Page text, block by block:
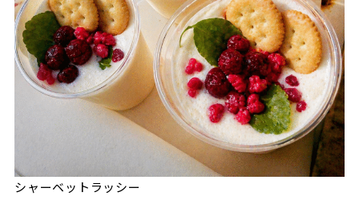
シャーベットラッシー